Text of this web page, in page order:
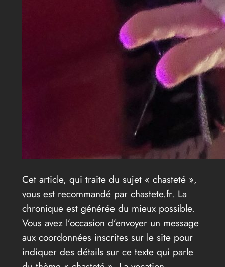
Cet article, qui traite du sujet « chasteté »,
vous est recommandé par chastete.fr. La
chronique est générée du mieux possible.
Vous avez l’occasion d’envoyer un message
aux coordonnées inscrites sur le site pour
indiquer des détails sur ce texte qui parle